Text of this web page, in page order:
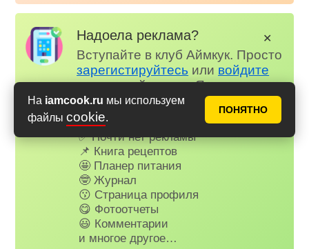
На iamcook.ru мы используем
файлы cookie.
ПОНЯТНО
Надоела реклама?
Вступайте в клуб Аймкук. Просто
зарегистируйтесь или войдите
на наш сайт через Яндекс или
ВК.
Для всех, кто в клубе...
✅ Почти нет рекламы
📌 Книга рецептов
🤩 Планер питания
🤓 Журнал
😗 Страница профиля
😋 Фотоотчеты
😃 Комментарии
и многое другое…
✕